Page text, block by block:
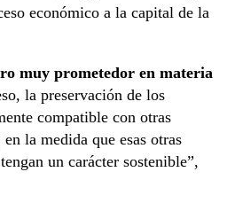
económico a la capital de la
muy prometedor en materia
la preservación de los
compatible con otras
la medida que esas otras
un carácter sostenible”,